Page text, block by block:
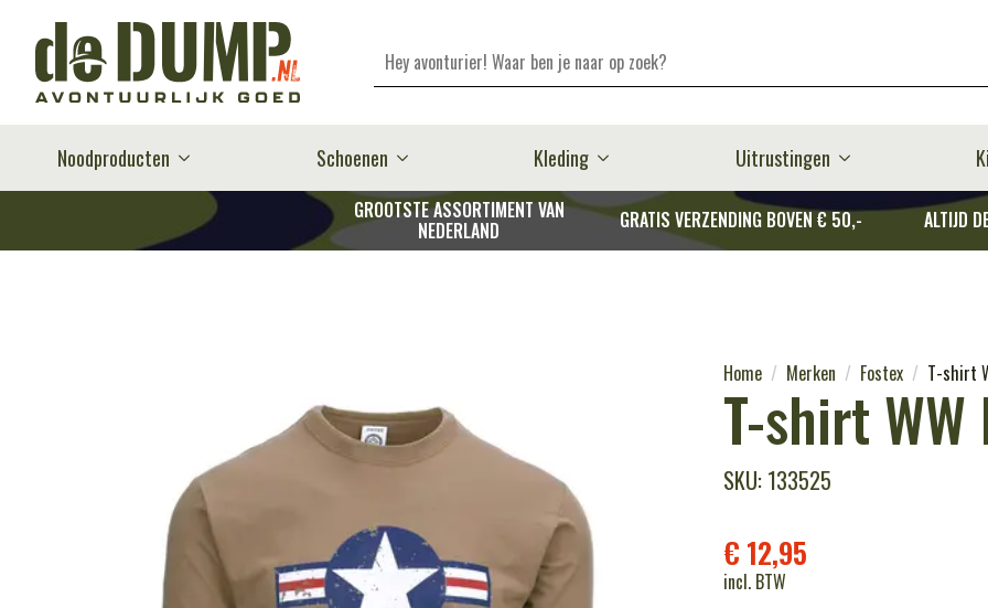
Zoeken
Noodproducten Schoenen Kleding Uitrustingen
GROOTSTE ASSORTIMENT VAN
NEDERLAND GRATIS VERZENDING BOVEN € 50,- ALTIJD
Home Merken Fostex T-shirt
T-shirt
SKU: 133525
€ 12,95
incl. BTW